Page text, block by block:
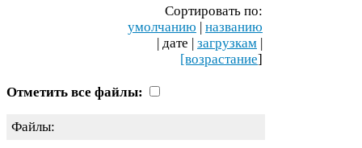
Сортировать по:
умолчанию | названию
| дате | загрузкам |
[возрастание]
Отметить все файлы:
Файлы: